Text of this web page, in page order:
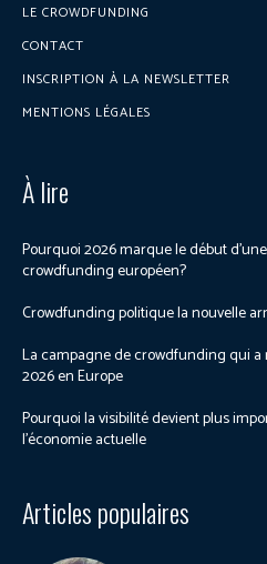
LE CROWDFUNDING
CONTACT
INSCRIPTION À LA NEWSLETTER
MENTIONS LÉGALES
À lire
Pourquoi 2026 marque le début
crowdfunding européen?
Crowdfunding politique la nouvelle
La campagne de crowdfunding qui
2026 en Europe
Pourquoi la visibilité devient plus
l’économie actuelle
Articles populaires